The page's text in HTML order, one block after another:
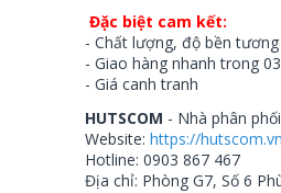
Đặc biệt cam kết:
- Chất lượng, độ bền
- Giao hàng nhanh trong
- Giá canh tranh
HUTSCOM - Nhà phân
Website: https://
Hotline: 0903 867 467
Địa chỉ: Phòng G7, Số 6